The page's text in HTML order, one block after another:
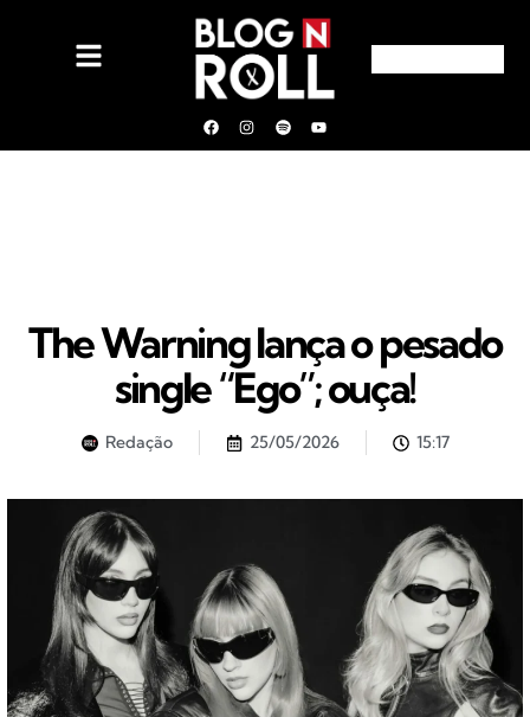
The Warning lança o pesado
single “Ego”; ouça!
Redação 25/05/2026 15:17